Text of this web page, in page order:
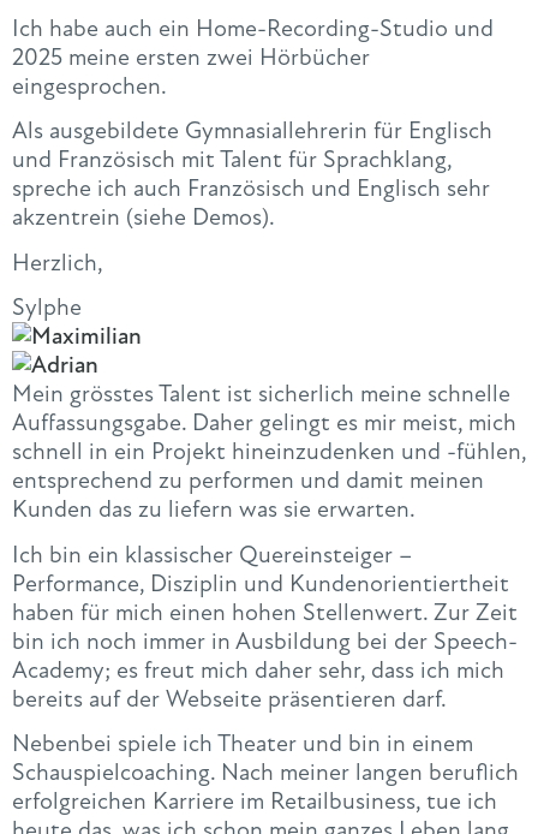
Ich habe auch ein Home-Recording-Studio und
2025 meine ersten zwei Hörbücher
eingesprochen.
Als ausgebildete Gymnasiallehrerin für Englisch
und Französisch mit Talent für Sprachklang,
spreche ich auch Französisch und Englisch sehr
akzentrein (siehe Demos).
Herzlich,
Sylphe
Mein grösstes Talent ist sicherlich meine schnelle
Auffassungsgabe. Daher gelingt es mir meist, mich
schnell in ein Projekt hineinzudenken und -fühlen,
entsprechend zu performen und damit meinen
Kunden das zu liefern was sie erwarten.
Ich bin ein klassischer Quereinsteiger –
Performance, Disziplin und Kundenorientiertheit
haben für mich einen hohen Stellenwert. Zur Zeit
bin ich noch immer in Ausbildung bei der Speech-
Academy; es freut mich daher sehr, dass ich mich
bereits auf der Webseite präsentieren darf.
Nebenbei spiele ich Theater und bin in einem
Schauspielcoaching. Nach meiner langen beruflich
erfolgreichen Karriere im Retailbusiness, tue ich